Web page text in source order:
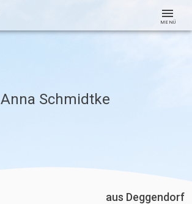
MENÜ
Anna Schmidtke
aus Deggendorf